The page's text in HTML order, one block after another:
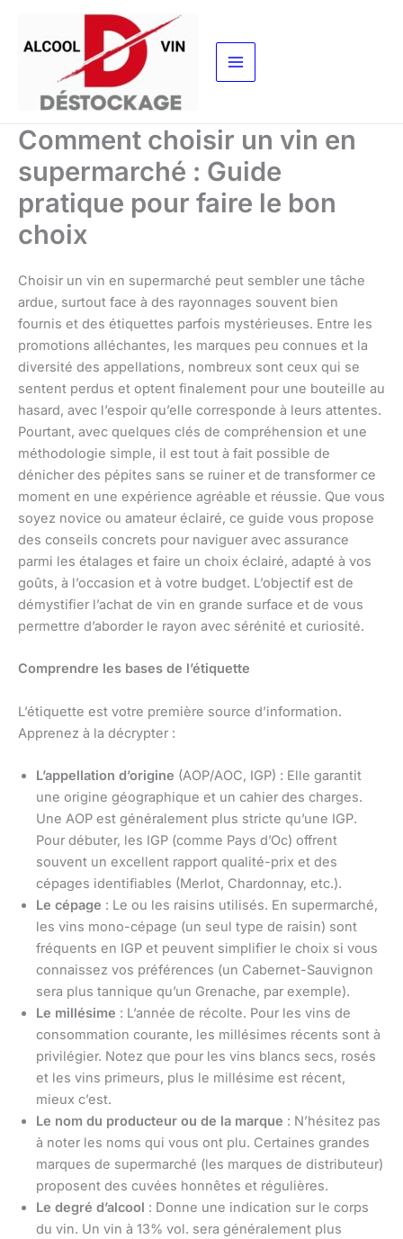
contenu
Comment choisir un vin en
supermarché : Guide
pratique pour faire le bon
choix
Choisir un vin en supermarché peut sembler une tâche
ardue, surtout face à des rayonnages souvent bien
fournis et des étiquettes parfois mystérieuses. Entre les
promotions alléchantes, les marques peu connues et la
diversité des appellations, nombreux sont ceux qui se
sentent perdus et optent finalement pour une bouteille au
hasard, avec l’espoir qu’elle corresponde à leurs attentes.
Pourtant, avec quelques clés de compréhension et une
méthodologie simple, il est tout à fait possible de
dénicher des pépites sans se ruiner et de transformer ce
moment en une expérience agréable et réussie. Que vous
soyez novice ou amateur éclairé, ce guide vous propose
des conseils concrets pour naviguer avec assurance
parmi les étalages et faire un choix éclairé, adapté à vos
goûts, à l’occasion et à votre budget. L’objectif est de
démystifier l’achat de vin en grande surface et de vous
permettre d’aborder le rayon avec sérénité et curiosité.
Comprendre les bases de l’étiquette
L’étiquette est votre première source d’information.
Apprenez à la décrypter :
L’appellation d’origine (AOP/AOC, IGP) : Elle garantit
une origine géographique et un cahier des charges.
Une AOP est généralement plus stricte qu’une IGP.
Pour débuter, les IGP (comme Pays d’Oc) offrent
souvent un excellent rapport qualité-prix et des
cépages identifiables (Merlot, Chardonnay, etc.).
Le cépage : Le ou les raisins utilisés. En supermarché,
les vins mono-cépage (un seul type de raisin) sont
fréquents en IGP et peuvent simplifier le choix si vous
connaissez vos préférences (un Cabernet-Sauvignon
sera plus tannique qu’un Grenache, par exemple).
Le millésime : L’année de récolte. Pour les vins de
consommation courante, les millésimes récents sont à
privilégier. Notez que pour les vins blancs secs, rosés
et les vins primeurs, plus le millésime est récent,
mieux c’est.
Le nom du producteur ou de la marque : N’hésitez pas
à noter les noms qui vous ont plu. Certaines grandes
marques de supermarché (les marques de distributeur)
proposent des cuvées honnêtes et régulières.
Le degré d’alcool : Donne une indication sur le corps
du vin. Un vin à 13% vol. sera généralement plus